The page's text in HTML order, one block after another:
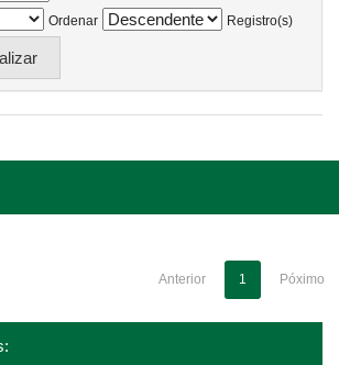
Ordenar
Registro(s)
Anterior 1 Póximo